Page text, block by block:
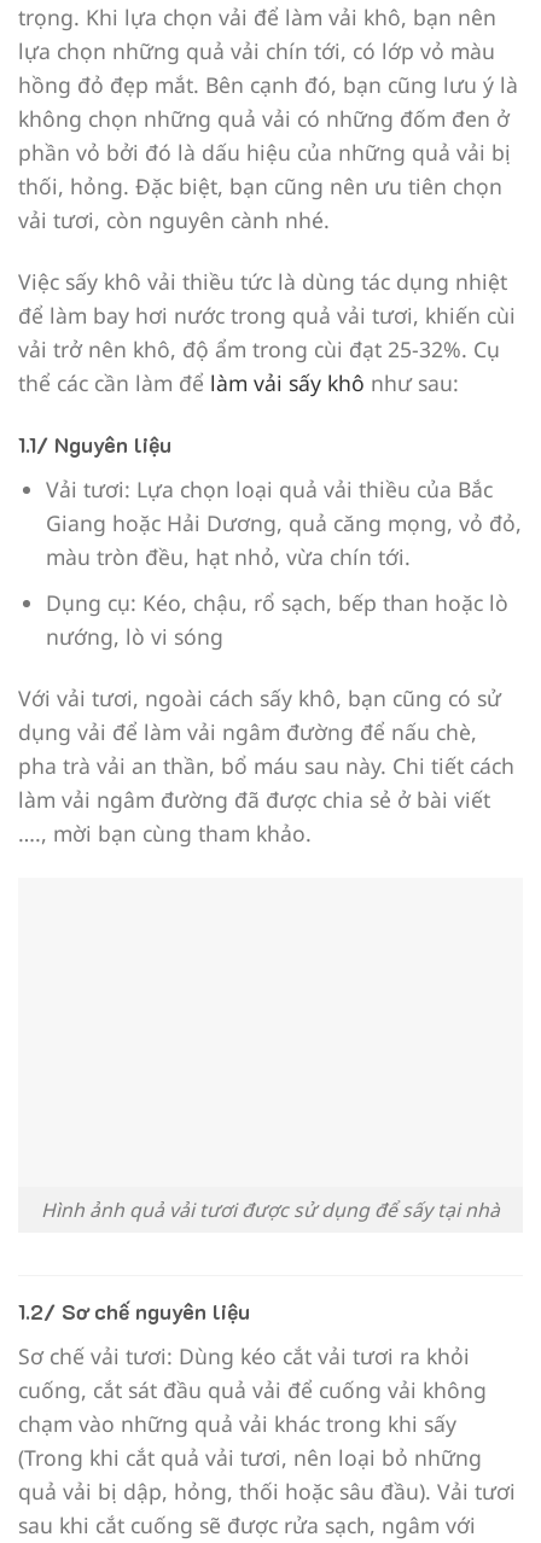
trọng. Khi lựa chọn vải để làm vải khô, bạn nên
lựa chọn những quả vải chín tới, có lớp vỏ màu
hồng đỏ đẹp mắt. Bên cạnh đó, bạn cũng lưu ý là
không chọn những quả vải có những đốm đen ở
phần vỏ bởi đó là dấu hiệu của những quả vải bị
thối, hỏng. Đặc biệt, bạn cũng nên ưu tiên chọn
vải tươi, còn nguyên cành nhé.
Việc sấy khô vải thiều tức là dùng tác dụng nhiệt
để làm bay hơi nước trong quả vải tươi, khiến cùi
vải trở nên khô, độ ẩm trong cùi đạt 25-32%. Cụ
thể các cần làm để làm vải sấy khô như sau:
1.1/ Nguyên liệu
Vải tươi: Lựa chọn loại quả vải thiều của Bắc
Giang hoặc Hải Dương, quả căng mọng, vỏ đỏ,
màu tròn đều, hạt nhỏ, vừa chín tới.
Dụng cụ: Kéo, chậu, rổ sạch, bếp than hoặc lò
nướng, lò vi sóng
Với vải tươi, ngoài cách sấy khô, bạn cũng có sử
dụng vải để làm vải ngâm đường để nấu chè,
pha trà vải an thần, bổ máu sau này. Chi tiết cách
làm vải ngâm đường đã được chia sẻ ở bài viết
…., mời bạn cùng tham khảo.
Hình ảnh quả vải tươi được sử dụng để sấy tại nhà
1.2/ Sơ chế nguyên liệu
Sơ chế vải tươi: Dùng kéo cắt vải tươi ra khỏi
cuống, cắt sát đầu quả vải để cuống vải không
chạm vào những quả vải khác trong khi sấy
(Trong khi cắt quả vải tươi, nên loại bỏ những
quả vải bị dập, hỏng, thối hoặc sâu đầu). Vải tươi
sau khi cắt cuống sẽ được rửa sạch, ngâm với